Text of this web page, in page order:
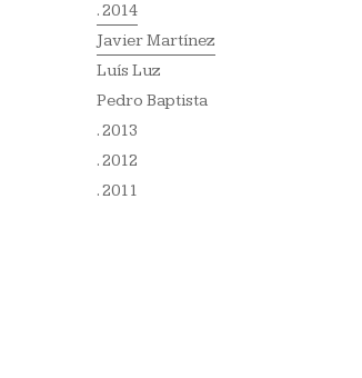
. 2014
Javier Martínez
Luís Luz
Pedro Baptista
. 2013
. 2012
. 2011